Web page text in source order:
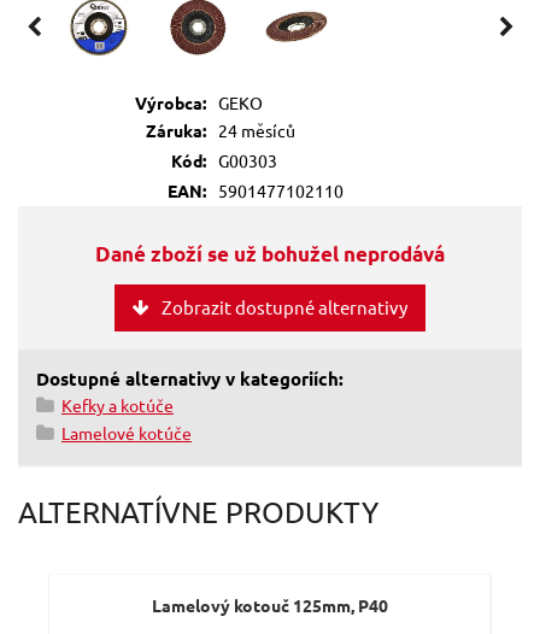
Výrobca: GEKO
Záruka:
24 měsíců
Kód: G00303
EAN:
5901477102110
Dané zboží se už bohužel neprodává
Zobrazit dostupné alternativy
Dostupné alternativy v kategoriích:
Kefky a kotúče
Lamelové kotúče
ALTERNATÍVNE PRODUKTY
Lamelový kotouč 125mm, P40